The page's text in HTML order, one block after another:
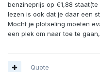
benzineprijs op €1,88
lezen is ook dat je daar een
Mocht je plotseling moeten
een plek om naar toe te
Quote